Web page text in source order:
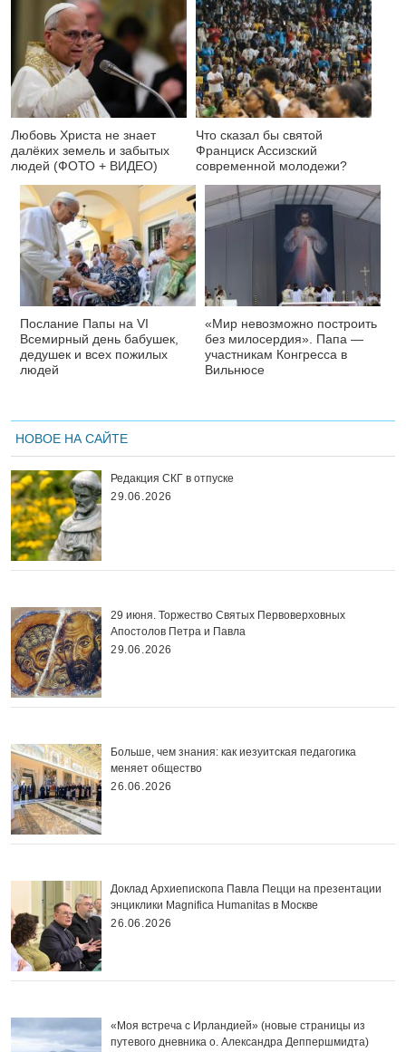
Любовь Христа не знает
далёких земель и забытых
людей (ФОТО + ВИДЕО)
Что сказал бы святой
Франциск Ассизский
современной молодежи?
Послание Папы на VI
Всемирный день бабушек,
дедушек и всех пожилых
людей
«Мир невозможно построить
без милосердия». Папа —
участникам Конгресса в
Вильнюсе
НОВОЕ НА САЙТЕ
Редакция СКГ в отпуске
29.06.2026
29 июня. Торжество Святых Первоверховных
Апостолов Петра и Павла
29.06.2026
Больше, чем знания: как иезуитская педагогика
меняет общество
26.06.2026
Доклад Архиепископа Павла Пецци на презентации
энциклики Magnifica Нumanitas в Москве
26.06.2026
«Моя встреча с Ирландией» (новые страницы из
путевого дневника о. Александра Деппершмидта)